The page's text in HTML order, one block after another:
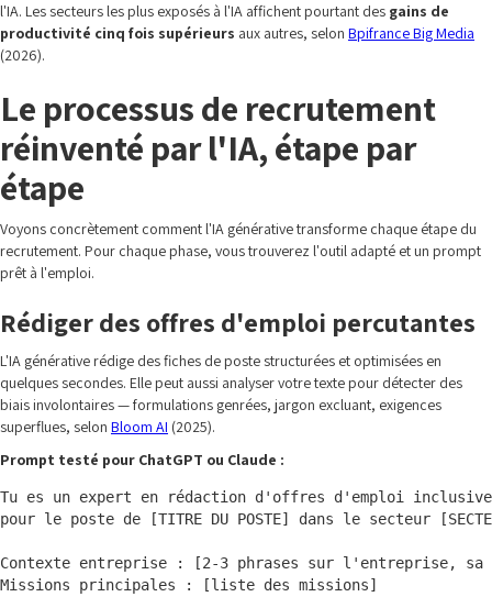
l'IA. Les secteurs les plus exposés à l'IA affichent pourtant des gains de
productivité cinq fois supérieurs aux autres, selon Bpifrance Big Media
(2026).
Le processus de recrutement
réinventé par l'IA, étape par
étape
Voyons concrètement comment l'IA générative transforme chaque étape du
recrutement. Pour chaque phase, vous trouverez l'outil adapté et un prompt
prêt à l'emploi.
Rédiger des offres d'emploi percutantes
L'IA générative rédige des fiches de poste structurées et optimisées en
quelques secondes. Elle peut aussi analyser votre texte pour détecter des
biais involontaires — formulations genrées, jargon excluant, exigences
superflues, selon Bloom AI (2025).
Prompt testé pour ChatGPT ou Claude :
Tu es un expert en rédaction d'offres d'emploi
pour le poste de [TITRE DU POSTE] dans le secteur
Contexte entreprise : [2-3 phrases sur l'entreprise,
Missions principales : [liste des missions]